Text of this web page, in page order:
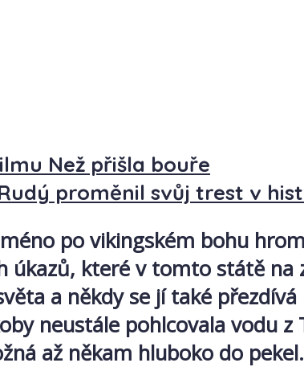
Než přišla bouře
proměnil svůj trest v
po vikingském bohu
které v tomto státě na
a někdy se jí také
neustále pohlcovala vodu z
až někam hluboko do pekel.